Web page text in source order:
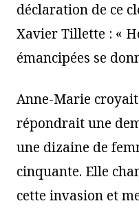
déclaration de ce
Xavier Tillette : «
émancipées se
Anne-Marie
répondrait une
une dizaine de
cinquante. Elle
cette invasion et